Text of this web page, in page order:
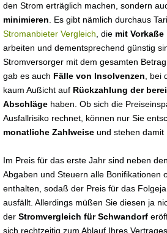
den Strom erträglich machen, sondern
minimieren . Es gibt nämlich durchaus
Stromanbieter Vergleich , die mit
arbeiten und dementsprechend günstig
Stromversorger mit dem gesamten
gab es auch Fälle von Insolvenzen ,
kaum Außicht auf Rückzahlung der
Abschläge haben. Ob sich die
Ausfallrisiko rechnet, können nur Sie
monatliche Zahlweise und stehen damit
Im Preis für das erste Jahr sind neben
Abgaben und Steuern alle Bonifikationen
enthalten, sodaß der Preis für das
ausfällt. Allerdings müßen Sie diesen ja
der Stromvergleich für Schwandorf
sich rechtzeitig zum Ablauf Ihres